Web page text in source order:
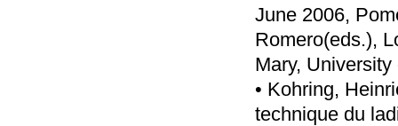
June 2006,
Romero(eds.),
Mary,
• Kohring,
technique du